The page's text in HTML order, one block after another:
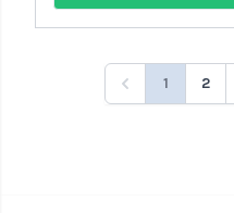
1 2